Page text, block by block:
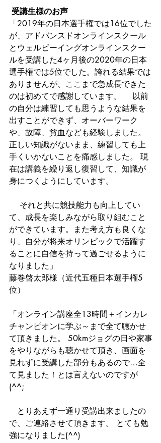
受講生様のお声
「2019年の日本選手権では16位でした
が、アドバンスドオンラインスクール
とウェルビーイングオンラインスクー
ルを受講した4ヶ月後の2020年の日本
選手権では5位でした。誇れる結果では
ありませんが、ここまで急成長できた
のは初めてで感謝しています。 　以前
の自分は練習しても思うような結果を
出すことができず、オーバーワーク
や、故障、貧血なども経験しました。
正しい知識がないまま、練習しても上
手くいかないことを痛感しました。 現
在は講義を繰り返し復習して、知識が
身につくようにしています。
て、成長を楽しみながら取り組むこと
ができています。また考え方も良くな
り、自分が将来オリンピックで活躍す
ることに自信を持って過ごせるように
なりました」
藤巻啓太郎様（近代五種日本選手権5
位）
「オンライン講座全13時間＋インカレ
チャンピオンに学ぶ～まで全て聴かせ
て頂きました。 50kmジョグの日や家事
をやりながらも聴かせて頂き、画面を
見れずに受講した部分もあるので…全
て見ました！とは言えないのですが
(^^;
とりあえず一通り受講出来ましたの
で、ご連絡させて頂きます。 とても勉
強になりました(^^)